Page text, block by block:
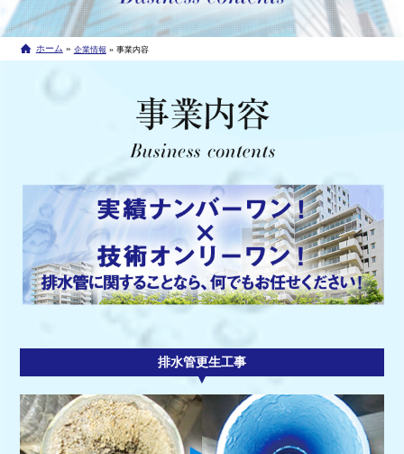
ホーム » 企業情報 » 事業内容
排水管更生工事